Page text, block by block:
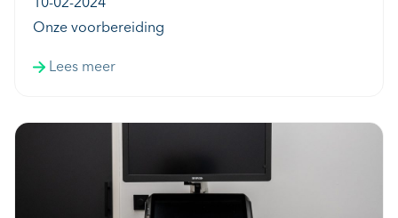
10-02-2024
Onze voorbereiding
Lees meer